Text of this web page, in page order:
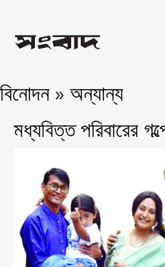
বিনোদন » অন্যান্য
মধ্যবিত্ত পরিবারের